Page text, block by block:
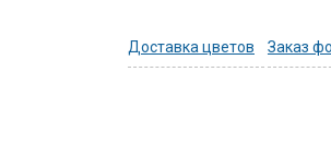
Доставка цветов Заказ